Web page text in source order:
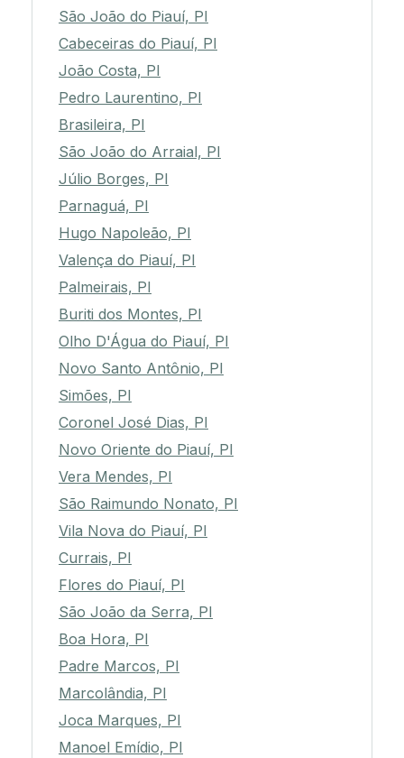
São João do Piauí, PI
Cabeceiras do Piauí, PI
João Costa, PI
Pedro Laurentino, PI
Brasileira, PI
São João do Arraial, PI
Júlio Borges, PI
Parnaguá, PI
Hugo Napoleão, PI
Valença do Piauí, PI
Palmeirais, PI
Buriti dos Montes, PI
Olho D'Água do Piauí, PI
Novo Santo Antônio, PI
Simões, PI
Coronel José Dias, PI
Novo Oriente do Piauí, PI
Vera Mendes, PI
São Raimundo Nonato, PI
Vila Nova do Piauí, PI
Currais, PI
Flores do Piauí, PI
São João da Serra, PI
Boa Hora, PI
Padre Marcos, PI
Marcolândia, PI
Joca Marques, PI
Manoel Emídio, PI